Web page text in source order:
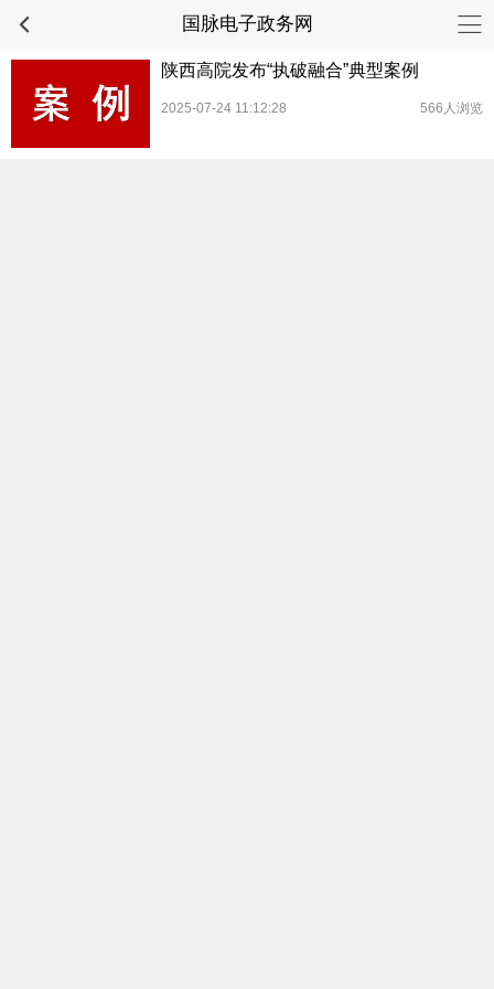
国脉电子政务网
陕西高院发布“执破融合”典型案例
2025-07-24 11:12:28 566人浏览